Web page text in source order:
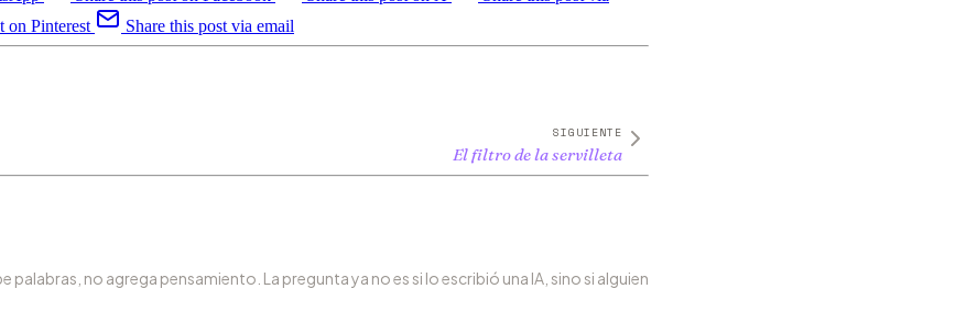
on Pinterest Share this post via email
SIGUIENTE
El filtro de la servilleta
palabras, no agrega pensamiento. La pregunta ya no es si lo escribió una IA, sino si alguien